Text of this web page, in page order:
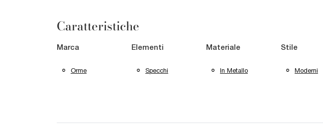
Caratteristiche
Marca
Orme
Elementi
Specchi
Materiale
In Metallo
Stile
Moderni